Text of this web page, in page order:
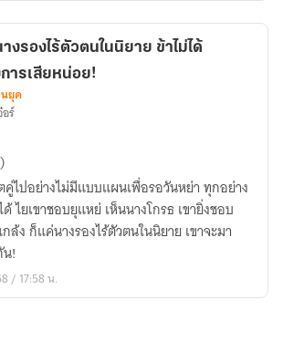
งรองไร้ตัวตนในนิยาย ข้าไม่ได้
ารเสียหน่อย!
ยุค
ร์
คู่ไปอย่างไม่มีแบบแผนเพื่อรอวันหย่า ทุกอย่าง
ไยเขาชอบยุแหย่ เห็นนางโกรธ เขายิ่งชอบ
ล้ง ก็แค่นางรองไร้ตัวตนในนิยาย เขาจะมา
!
/ 17:58 น.